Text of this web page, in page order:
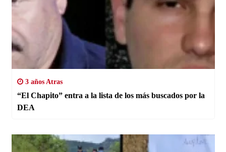
3 años Atras
“El Chapito” entra a la lista de los más buscados por la
DEA